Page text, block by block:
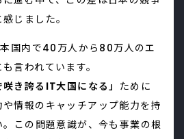
じました。
国内で40万人から80万人のエ
言われています。
き誇るIT大国になる」 ために
情報のキャッチアップ能力を持
この問題意識が、今も事業の根